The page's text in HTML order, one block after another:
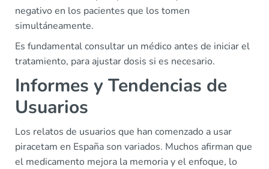
negativo en los pacientes que los tomen
simultáneamente.
Es fundamental consultar un médico antes de iniciar el
tratamiento, para ajustar dosis si es necesario.
Informes y Tendencias de
Usuarios
Los relatos de usuarios que han comenzado a usar
piracetam en España son variados. Muchos afirman que
el medicamento mejora la memoria y el enfoque, lo